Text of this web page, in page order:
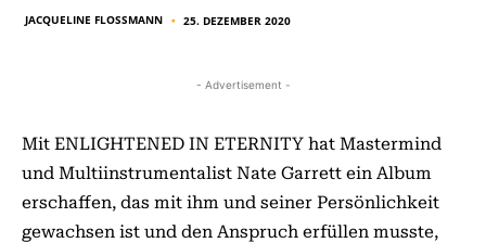
JACQUELINE FLOSSMANN ■ 25. DEZEMBER 2020
- Advertisement -
Mit ENLIGHTENED IN ETERNITY hat Mastermind
und Multiinstrumentalist Nate Garrett ein Album
erschaffen, das mit ihm und seiner Persönlichkeit
gewachsen ist und den Anspruch erfüllen musste,